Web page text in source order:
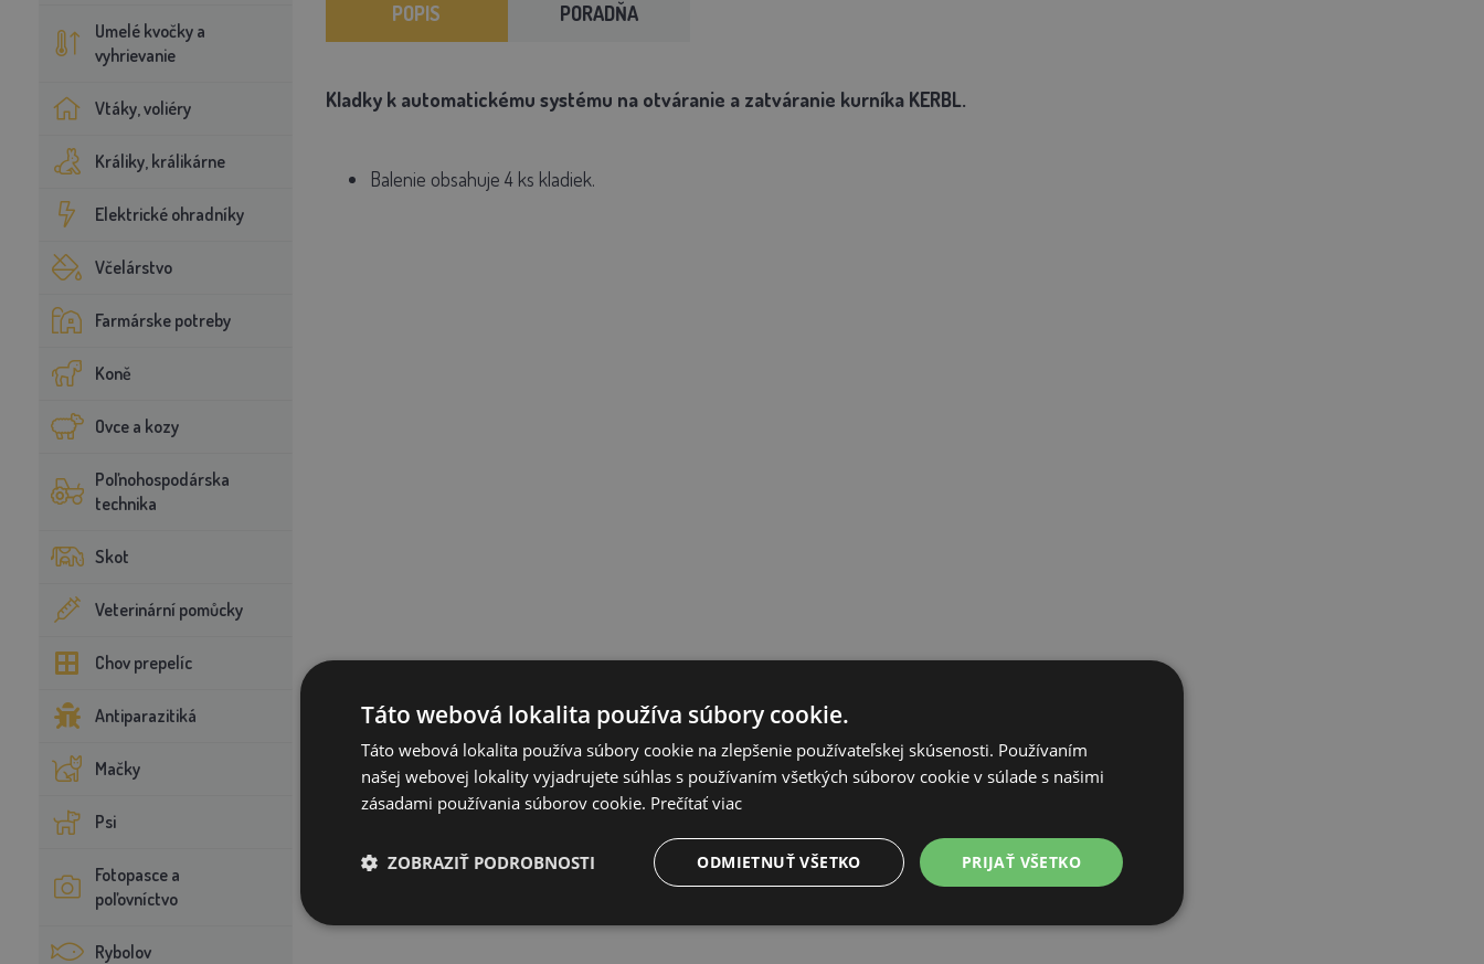
Umelé kvočky a
vyhrievanie
Vtáky, voliéry
Králiky, králikárne
Elektrické ohradníky
Včelárstvo
Farmárske potreby
Koně
Ovce a kozy
Poľnohospodárska
technika
Skot
Veterinární pomůcky
Chov prepelíc
Antiparazitiká
Mačky
Psi
Fotopasce a
poľovníctvo
Rybolov
POPIS PORADŇA
Kladky k automatickému systému na otváranie a zatváranie kurníka KERBL.
Balenie obsahuje 4 ks kladiek.
Táto webová lokalita používa súbory cookie.
Táto webová lokalita používa súbory cookie na zlepšenie používateľskej skúsenosti. Používaním
našej webovej lokality vyjadrujete súhlas s používaním všetkých súborov cookie v súlade s našimi
zásadami používania súborov cookie. Prečítať viac
PRIJAŤ VŠETKO
ODMIETNUŤ VŠETKO
ZOBRAZIŤ PODROBNOSTI